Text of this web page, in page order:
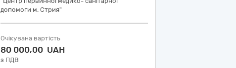
допомоги м. Стрия"
Очікувана вартість
80 000,00 UAH
з ПДВ